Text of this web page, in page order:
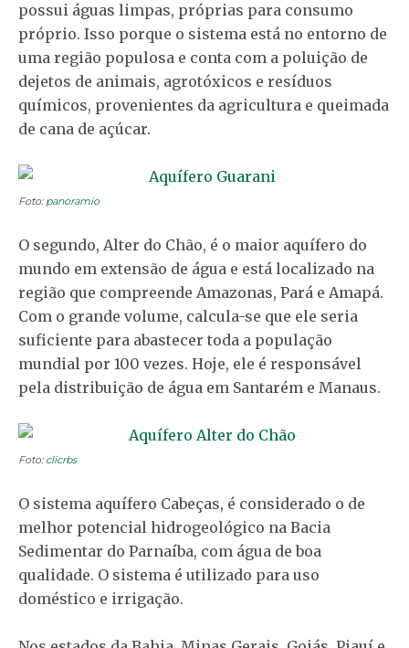
possui águas limpas, próprias para consumo
próprio. Isso porque o sistema está no entorno de
uma região populosa e conta com a poluição de
dejetos de animais, agrotóxicos e resíduos
químicos, provenientes da agricultura e queimada
de cana de açúcar.
Foto: panoramio
O segundo, Alter do Chão, é o maior aquífero do
mundo em extensão de água e está localizado na
região que compreende Amazonas, Pará e Amapá.
Com o grande volume, calcula-se que ele seria
suficiente para abastecer toda a população
mundial por 100 vezes. Hoje, ele é responsável
pela distribuição de água em Santarém e Manaus.
Foto: clicrbs
O sistema aquífero Cabeças, é considerado o de
melhor potencial hidrogeológico na Bacia
Sedimentar do Parnaíba, com água de boa
qualidade. O sistema é utilizado para uso
doméstico e irrigação.